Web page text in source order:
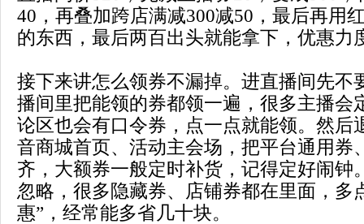
40，再叠加跨店满减300减50，最后再用
的东西，最后两百出头就能拿下，优惠力
接下来讲怎么领券不漏掉。进直播间先不
播间里把能领的券都领一遍，很多主播会
论区也会有口令券，点一点就能领。然后
音商城首页、活动主会场，把平台通用券
齐，大额券一般定时补货，记得定好闹钟
忽略，很多隐藏券、店铺券都在里面，多
惠”，经常能多省几十块。